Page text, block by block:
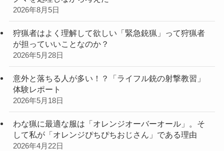
2026年8月5日
狩猟者はよく理解して欲しい「緊急銃猟」って狩猟者
が担っていいことなのか？
2026年5月28日
意外と落ちる人が多い！？「ライフル銃の射撃教習」
体験レポート
2026年5月18日
わな猟に最適な服は「オレンジオーバーオール」。そ
して私が「オレンジぴちぴちおじさん」である理由
2026年4月22日